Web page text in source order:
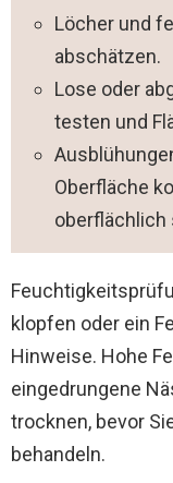
Löcher und
abschätzen.
Lose oder
testen und
Oberfläche
oberflächlich
klopfen oder ein
Hinweise. Hohe
eingedrungene
trocknen, bevor
behandeln.